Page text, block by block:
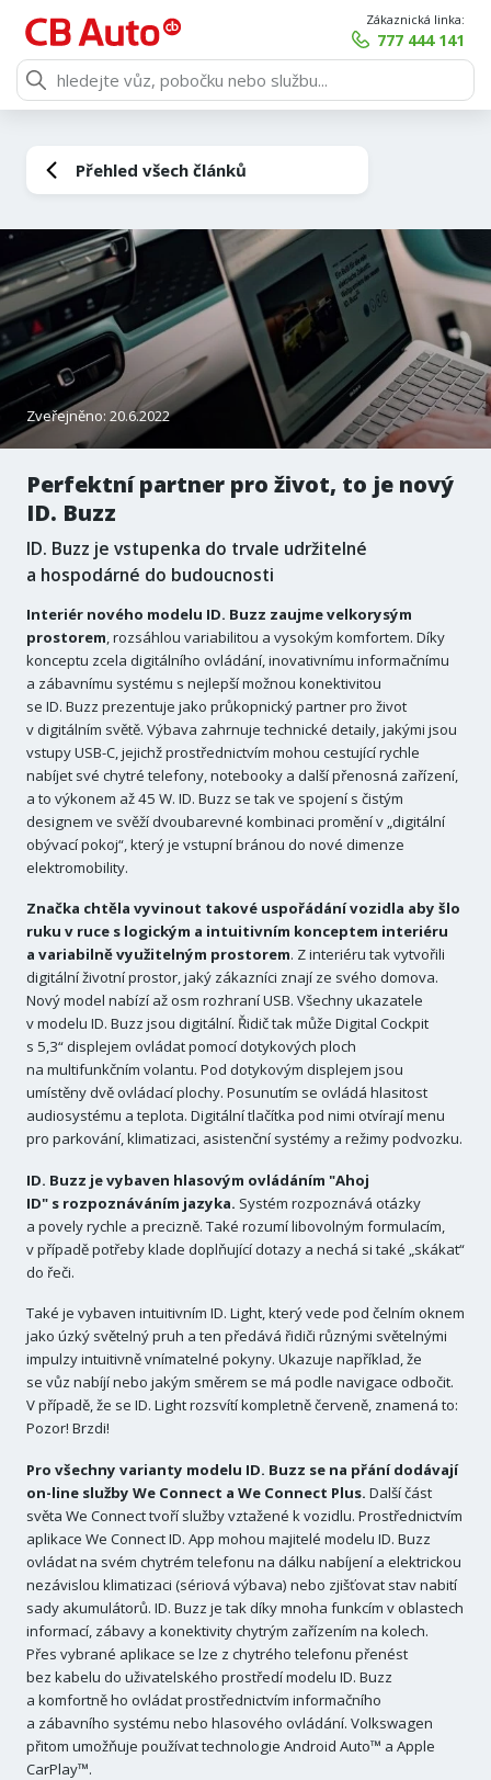
Zákaznická linka:
777 444 141
Přehled všech článků
Zveřejněno: 20.6.2022
Perfektní partner pro život, to je nový
ID. Buzz
ID. Buzz je vstupenka do trvale udržitelné
a hospodárné do budoucnosti
Interiér nového modelu ID. Buzz zaujme velkorysým
prostorem , rozsáhlou variabilitou a vysokým komfortem. Díky
konceptu zcela digitálního ovládání, inovativnímu informačnímu
a zábavnímu systému s nejlepší možnou konektivitou
se ID. Buzz prezentuje jako průkopnický partner pro život
v digitálním světě. Výbava zahrnuje technické detaily, jakými jsou
vstupy USB-C, jejichž prostřednictvím mohou cestující rychle
nabíjet své chytré telefony, notebooky a další přenosná zařízení,
a to výkonem až 45 W. ID. Buzz se tak ve spojení s čistým
designem ve svěží dvoubarevné kombinaci promění v „digitální
obývací pokoj“, který je vstupní bránou do nové dimenze
elektromobility.
Značka chtěla vyvinout takové uspořádání vozidla aby šlo
ruku v ruce s logickým a intuitivním konceptem interiéru
a variabilně využitelným prostorem. Z interiéru tak vytvořili
digitální životní prostor, jaký zákazníci znají ze svého domova.
Nový model nabízí až osm rozhraní USB. Všechny ukazatele
v modelu ID. Buzz jsou digitální. Řidič tak může Digital Cockpit
s 5,3“ displejem ovládat pomocí dotykových ploch
na multifunkčním volantu. Pod dotykovým displejem jsou
umístěny dvě ovládací plochy. Posunutím se ovládá hlasitost
audiosystému a teplota. Digitální tlačítka pod nimi otvírají menu
pro parkování, klimatizaci, asistenční systémy a režimy podvozku.
ID. Buzz je vybaven hlasovým ovládáním "Ahoj
ID" s rozpoznáváním jazyka. Systém rozpoznává otázky
a povely rychle a precizně. Také rozumí libovolným formulacím,
v případě potřeby klade doplňující dotazy a nechá si také „skákat“
do řeči.
Také je vybaven intuitivním ID. Light, který vede pod čelním oknem
jako úzký světelný pruh a ten předává řidiči různými světelnými
impulzy intuitivně vnímatelné pokyny. Ukazuje například, že
se vůz nabíjí nebo jakým směrem se má podle navigace odbočit.
V případě, že se ID. Light rozsvítí kompletně červeně, znamená to:
Pozor! Brzdi!
Pro všechny varianty modelu ID. Buzz se na přání dodávají
on-line služby We Connect a We Connect Plus. Další část
světa We Connect tvoří služby vztažené k vozidlu. Prostřednictvím
aplikace We Connect ID. App mohou majitelé modelu ID. Buzz
ovládat na svém chytrém telefonu na dálku nabíjení a elektrickou
nezávislou klimatizaci (sériová výbava) nebo zjišťovat stav nabití
sady akumulátorů. ID. Buzz je tak díky mnoha funkcím v oblastech
informací, zábavy a konektivity chytrým zařízením na kolech.
Přes vybrané aplikace se lze z chytrého telefonu přenést
bez kabelu do uživatelského prostředí modelu ID. Buzz
a komfortně ho ovládat prostřednictvím informačního
a zábavního systému nebo hlasového ovládání. Volkswagen
přitom umožňuje používat technologie Android Auto™ a Apple
CarPlay™.